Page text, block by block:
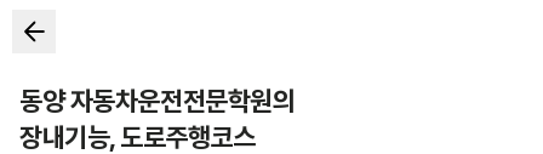
동양 자동차운전전문학원의
장내기능,도로주행코스